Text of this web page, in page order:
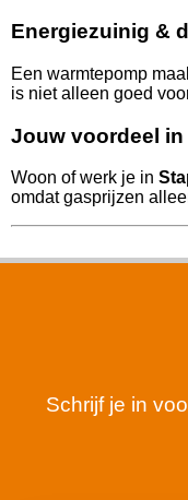
Energiezuinig &
Een warmtepomp
is niet alleen goed
Jouw voordeel
Woon of werk je in
omdat gasprijzen
Schrijf je in